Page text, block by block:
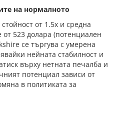
на нормалното
от 1.5x и средна
523 долара (потенциален
се търгува с умерена
нейната стабилност и
върху нетната печалба и
потенциал зависи от
в политиката за